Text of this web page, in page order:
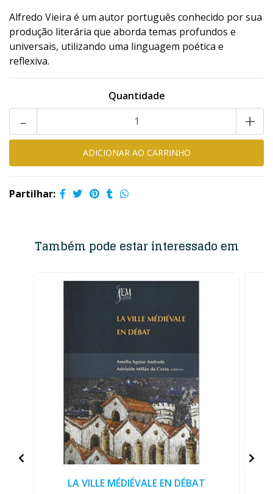
Alfredo Vieira é um autor português conhecido por sua
produção literária que aborda temas profundos e
universais, utilizando uma linguagem poética e
reflexiva.
Quantidade
+
-
Partilhar:
Também pode estar interessado em
LA VILLE MÉDIÉVALE EN DÉBAT